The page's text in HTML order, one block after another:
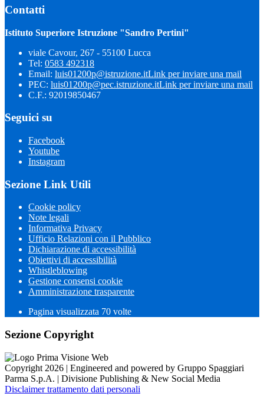
Contatti
Istituto Superiore Istruzione "Sandro Pertini"
viale Cavour, 267 - 55100 Lucca
Tel: 0583 492318
Email: luis01200p@istruzione.itLink per inviare una mail
PEC: luis01200p@pec.istruzione.itLink per inviare una mail
C.F.: 92019850467
Seguici su
Facebook
Youtube
Instagram
Sezione Link Utili
Cookie policy
Note legali
Informativa Privacy
Ufficio Relazioni con il Pubblico
Dichiarazione di accessibilità
Obiettivi di accessibilità
Whistleblowing
Gestione consensi cookie
Amministrazione trasparente
Pagina visualizzata 70 volte
Sezione Copyright
Copyright 2026 | Engineered and powered by Gruppo Spaggiari
Parma S.p.A. | Divisione Publishing & New Social Media
Disclaimer trattamento dati personali